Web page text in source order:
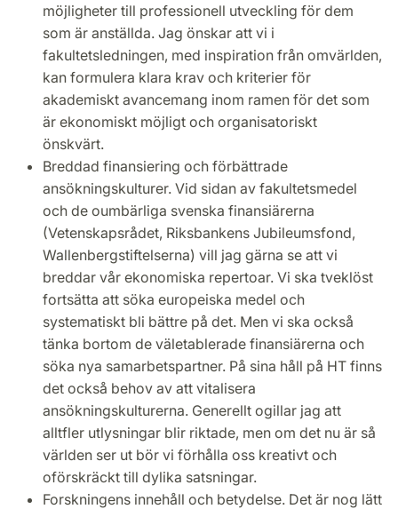
möjligheter till professionell utveckling för dem
som är anställda. Jag önskar att vi i
fakultetsledningen, med inspiration från omvärlden,
kan formulera klara krav och kriterier för
akademiskt avancemang inom ramen för det som
är ekonomiskt möjligt och organisatoriskt
önskvärt.
Breddad finansiering och förbättrade
ansökningskulturer. Vid sidan av fakultetsmedel
och de oumbärliga svenska finansiärerna
(Vetenskapsrådet, Riksbankens Jubileumsfond,
Wallenbergstiftelserna) vill jag gärna se att vi
breddar vår ekonomiska repertoar. Vi ska tveklöst
fortsätta att söka europeiska medel och
systematiskt bli bättre på det. Men vi ska också
tänka bortom de väletablerade finansiärerna och
söka nya samarbetspartner. På sina håll på HT finns
det också behov av att vitalisera
ansökningskulturerna. Generellt ogillar jag att
alltfler utlysningar blir riktade, men om det nu är så
världen ser ut bör vi förhålla oss kreativt och
oförskräckt till dylika satsningar.
Forskningens innehåll och betydelse. Det är nog lätt